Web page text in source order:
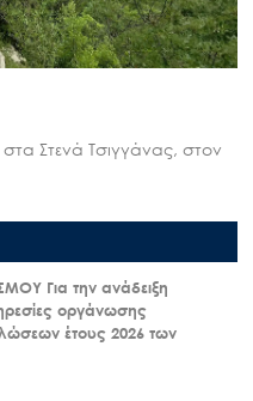
Στενά Τσιγγάνας, στον
Για την ανάδειξη
οργάνωσης
έτους 2026 των